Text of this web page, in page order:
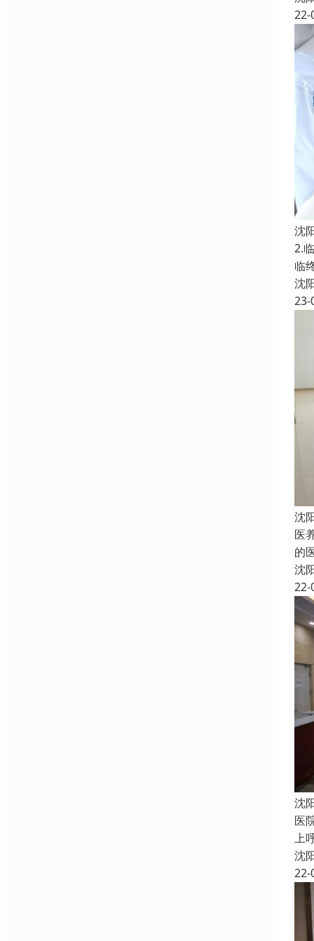
22-
沈
2.
临
沈
23-
沈
医
的
沈
22-
沈
医
上
沈
22-